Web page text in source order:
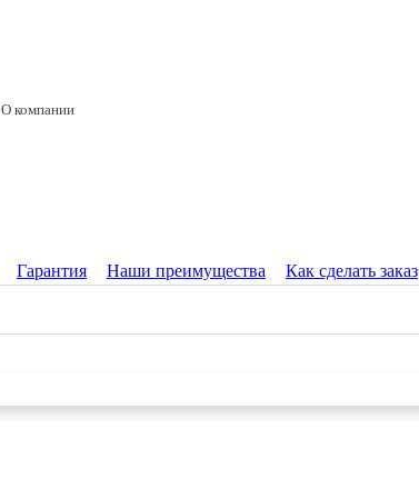
О компании
Гарантия Наши преимущества Как сделать заказ